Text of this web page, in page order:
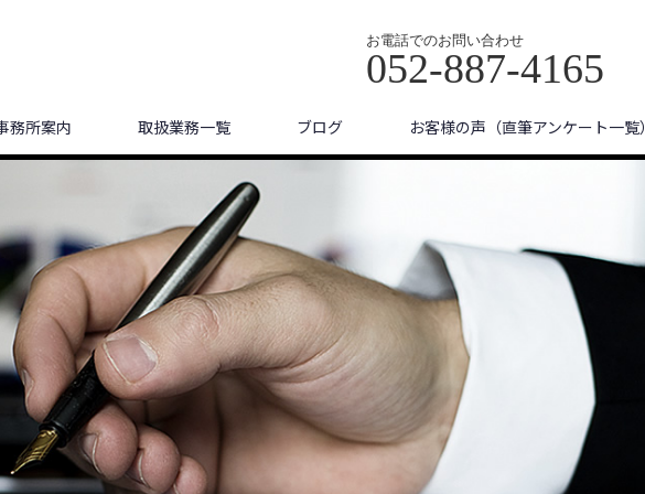
お電話でのお問い合わせ
052-887-4165
務所案内 取扱業務一覧 ブログ お客様の声（直筆アンケート一覧）